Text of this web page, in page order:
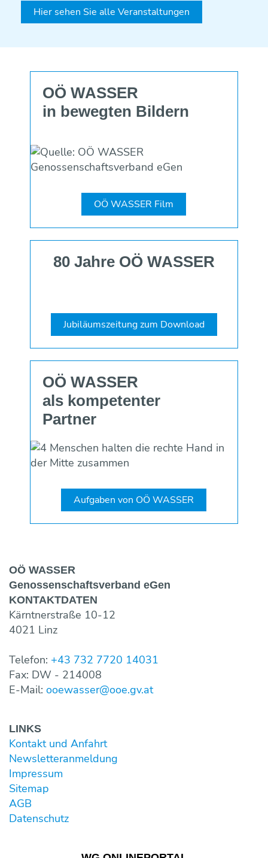
Hier sehen Sie alle Veranstaltungen
OÖ WASSER
in be­wegten Bildern
OÖ WASSER Film
80 Jahre OÖ WASSER
Jubiläumszeitung zum Download
OÖ WASSER
als kompetenter
Partner
Aufgaben von OÖ WASSER
OÖ WASSER
Genossen­schaftsverband eGen
KONTAKT­DATEN
Kärntnerstraße 10-12
4021 Linz
Telefon: +43 732 7720 14031
Fax: DW - 214008
E-Mail: ooewasser@ooe.gv.at
LINKS
Kontakt und Anfahrt
Newsletter­anmeldung
Impressum
Sitemap
AGB
Datenschutz